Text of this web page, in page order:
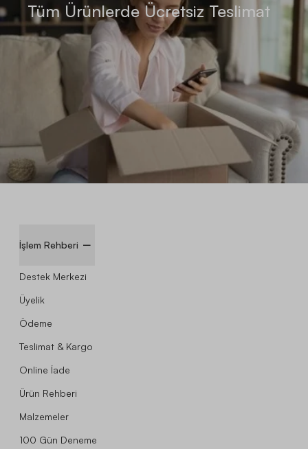
Tüm Ürünlerde Ücretsiz Teslimat
İşlem Rehberi
Destek Merkezi
Üyelik
Ödeme
Teslimat & Kargo
Online İade
Ürün Rehberi
Malzemeler
100 Gün Deneme